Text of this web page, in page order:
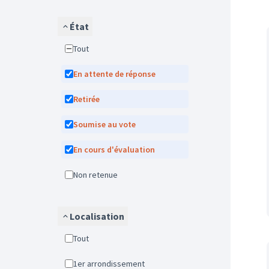
État
Tout
En attente de réponse
Retirée
Soumise au vote
En cours d'évaluation
Non retenue
Localisation
Tout
1er arrondissement